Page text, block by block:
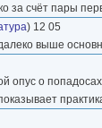
за счёт пары
) 12 05
выше
о